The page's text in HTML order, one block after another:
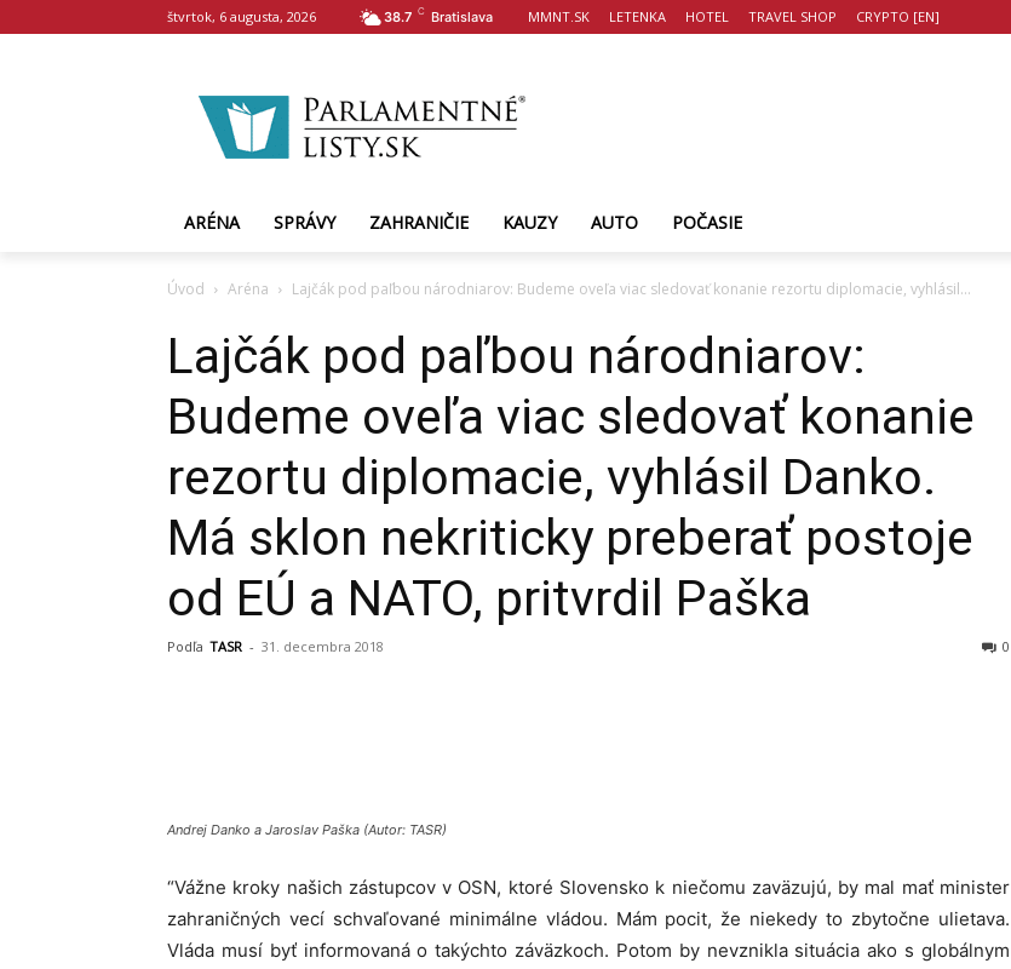
štvrtok, 6 augusta, 2026 38.7 C Bratislava MMNT.SK LETENKA HOTEL TRAVEL SHOP CRYPTO [EN]
ARÉNA SPRÁVY ZAHRANIČIE KAUZY AUTO POČASIE
Úvod Aréna Lajčák pod paľbou národniarov: Budeme oveľa viac sledovať konanie rezortu diplomacie, vyhlásil...
Lajčák pod paľbou národniarov:
Budeme oveľa viac sledovať konanie
rezortu diplomacie, vyhlásil Danko.
Má sklon nekriticky preberať postoje
od EÚ a NATO, pritvrdil Paška
Podľa TASR - 31. decembra 2018 0
Andrej Danko a Jaroslav Paška (Autor: TASR)
“Vážne kroky našich zástupcov v OSN, ktoré Slovensko k niečomu zaväzujú, by mal mať minister
zahraničných vecí schvaľované minimálne vládou. Mám pocit, že niekedy to zbytočne ulietava.
Vláda musí byť informovaná o takýchto záväzkoch. Potom by nevznikla situácia ako s globálnym